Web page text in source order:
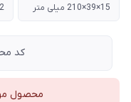
15×39×210 میلی متر
کد محصول
محصول